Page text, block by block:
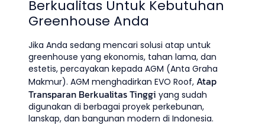
Berkualitas Untuk Kebutuhan
Greenhouse Anda
Jika Anda sedang mencari solusi atap untuk
greenhouse yang ekonomis, tahan lama, dan
estetis, percayakan kepada AGM (Anta Graha
Makmur). AGM menghadirkan EVO Roof, Atap
Transparan Berkualitas Tinggi yang sudah
digunakan di berbagai proyek perkebunan,
lanskap, dan bangunan modern di Indonesia.